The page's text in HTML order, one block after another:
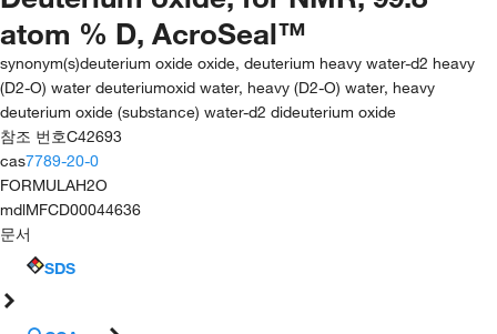
atom % D, AcroSeal™
synonym(s)deuterium oxide oxide, deuterium heavy water-d2 heavy
(D2-O) water deuteriumoxid water, heavy (D2-O) water, heavy
deuterium oxide (substance) water-d2 dideuterium oxide
참조 번호C42693
cas7789-20-0
FORMULAH2O
mdlMFCD00044636
문서
SDS